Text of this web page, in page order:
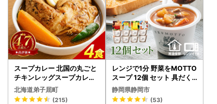
スープカレー 北国の丸ごと
チキンレッグスープカレー
4個 3739
北海道弟子屈町
(215)
レンジで1分 野菜をMOTTO
スープ 12個 セット 具だく
さんスープ 朝食 惣菜 国産
野菜 常温保存
静岡県静岡市
(53)